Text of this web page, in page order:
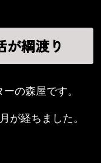
が綱渡り
の森屋です。
が経ちました。